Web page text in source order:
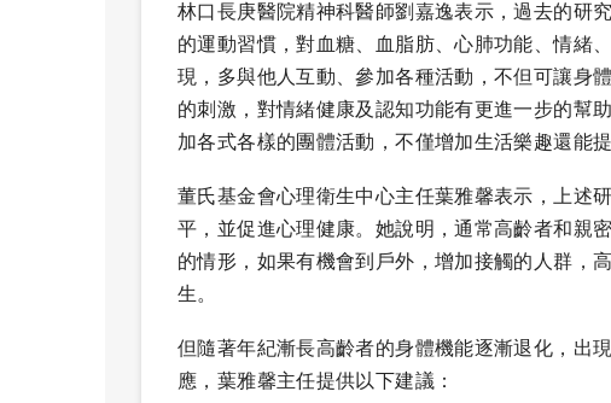
林口長庚醫院精神科醫師劉嘉逸表示，過去的研
的運動習慣，對血糖、血脂肪、心肺功能、情緒
現，多與他人互動、參加各種活動，不但可讓身
的刺激，對情緒健康及認知功能有更進一步的幫
加各式各樣的團體活動，不僅增加生活樂趣還能
董氏基金會心理衛生中心主任葉雅馨表示，上述
平，並促進心理健康。她說明，通常高齡者和親
的情形，如果有機會到戶外，增加接觸的人群，
生。
但隨著年紀漸長高齡者的身體機能逐漸退化，出
應，葉雅馨主任提供以下建議：